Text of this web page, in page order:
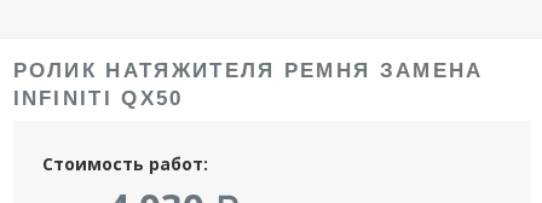
РОЛИК НАТЯЖИТЕЛЯ РЕМНЯ ЗАМЕНА
INFINITI QX50
Стоимость работ: